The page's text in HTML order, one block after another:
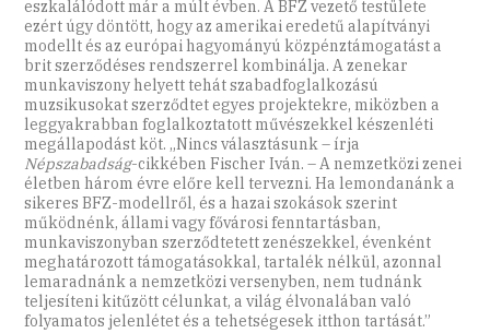
eszkalálódott már a múlt évben. A BFZ vezető testülete
ezért úgy döntött, hogy az amerikai eredetű alapítványi
modellt és az európai hagyományú közpénztámogatást a
brit szerződéses rendszerrel kombinálja. A zenekar
munkaviszony helyett tehát szabadfoglalkozású
muzsikusokat szerződtet egyes projektekre, miközben a
leggyakrabban foglalkoztatott művészekkel készenléti
megállapodást köt. „Nincs választásunk – írja
Népszabadság-cikkében Fischer Iván. – A nemzetközi zenei
életben három évre előre kell tervezni. Ha lemondanánk a
sikeres BFZ-modellről, és a hazai szokások szerint
működnénk, állami vagy fővárosi fenntartásban,
munkaviszonyban szerződtetett zenészekkel, évenként
meghatározott támogatásokkal, tartalék nélkül, azonnal
lemaradnánk a nemzetközi versenyben, nem tudnánk
teljesíteni kitűzött célunkat, a világ élvonalában való
folyamatos jelenlétet és a tehetségesek itthon tartását.”